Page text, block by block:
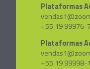
Plataformas
+55 19 99976-
Plataformas
+55 19 99998-